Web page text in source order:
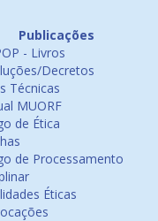
Publicações
- Livros
Decretos
Técnicas
MUORF
de Ética
de Processamento
Éticas